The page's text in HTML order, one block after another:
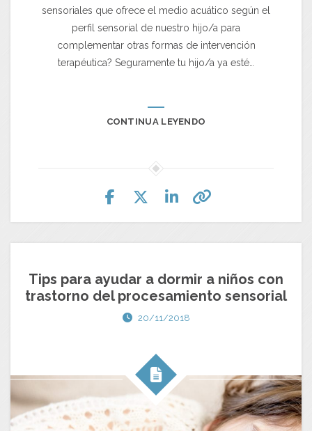
sensoriales que ofrece el medio acuático según el
perfil sensorial de nuestro hijo/a para
complementar otras formas de intervención
terapéutica? Seguramente tu hijo/a ya esté…
CONTINUA LEYENDO
Tips para ayudar a dormir a niños con
trastorno del procesamiento sensorial
20/11/2018